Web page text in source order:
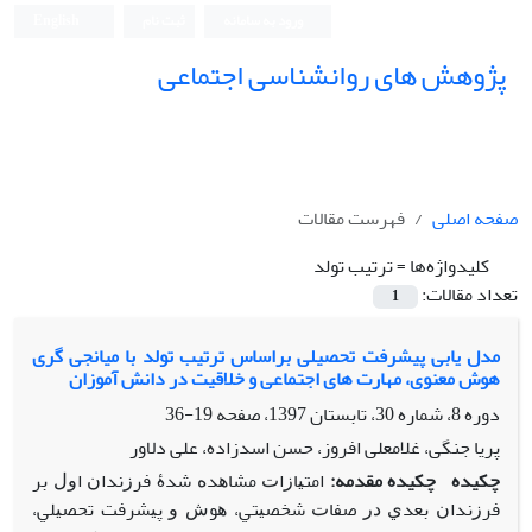
پژوهش های روانشناسی اجتماعی
صفحه اصلی
فهرست مقالات
کلیدواژه‌ها =ترتیب تولد
تعداد مقالات:
1
مدل یابی پیشرفت تحصیلی براساس ترتیب تولد با میانجی گری
هوش معنوی، مهارت های اجتماعی و خلاقیت در دانش آموزان
دوره 8، شماره 30، تابستان 1397، صفحه
19-36
پریا جنگی، غلامعلی افروز، حسن اسدزاده، علی دلاور
چکیده چکیدهمقدمه: ﺍﻣﺘﻴﺎﺯﺍﺕ ﻣﺸﺎﻫﺪﻩ ﺷﺪۀ ﻓﺮﺯﻧﺪﺍﻥ ﺍﻭﻝ ﺑﺮ
ﻓﺮﺯﻧﺪﺍﻥ ﺑﻌﺪﻱ ﺩﺭ ﺻﻔﺎﺕ ﺷﺨﺼﻴﺘﻲ، ﻫﻮﺵ ﻭ ﭘﻴﺸﺮﻓﺖ ﺗﺤﺼﻴﻠﻲ،